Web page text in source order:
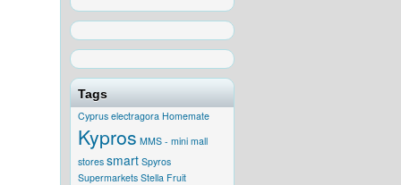
Tags
Cyprus electragora Homemate
Kypros MMS - mini mall
stores smart Spyros
Supermarkets Stella Fruit